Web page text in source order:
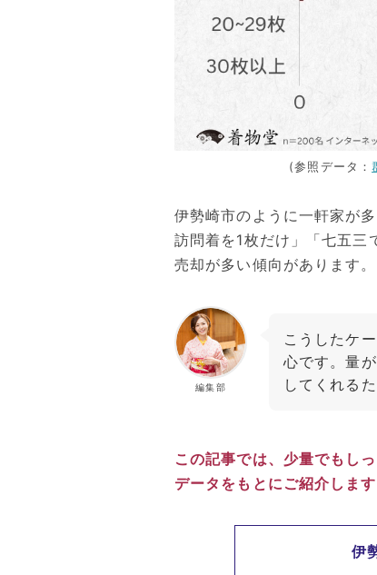
(参照データ：
伊勢崎市のように一軒家が
訪問着を1枚だけ」「七五三
売却が多い傾向があります
編集部
こうしたケ
心です。量
してくれる
この記事では、少量でもし
データをもとにご紹介します
伊